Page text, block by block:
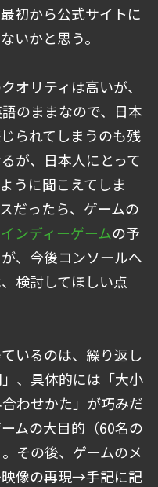
初から公式サイトに
いかと思う。
オリティは高いが、
のままなので、日本
られてしまうのも残
が、日本人にとって
うに聞こえてしま
だったら、ゲームの
インディーゲームの予
、今後コンソールへ
検討してほしい点
いるのは、繰り返し
、具体的には「大小
わせかた」が巧みだ
ムの大目的（60名の
その後、ゲームのメ
像の再現→手記に記